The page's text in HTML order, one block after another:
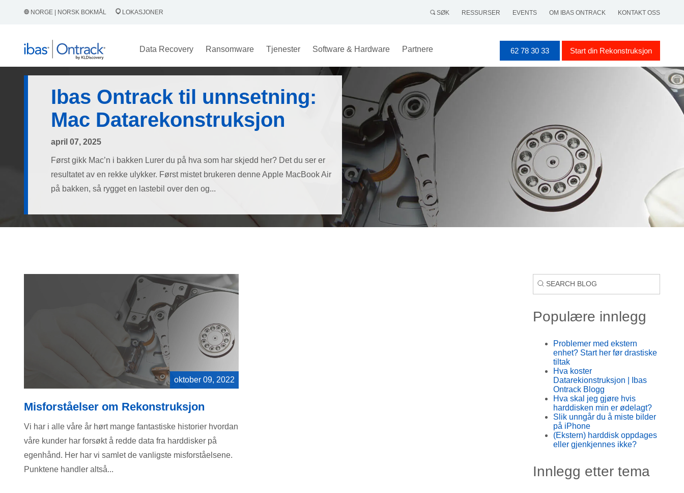
NORGE | NORSK BOKMÅL LOKASJONER SØK RESSURSER EVENTS OM IBAS ONTRACK KONTAKT OSS
Data Recovery Ransomware Tjenester Software & Hardware Partnere 62 78 30 33 Start din Rekonstruksjon
Ibas Ontrack til unnsetning:
Mac Datarekonstruksjon
april 07, 2025
Først gikk Mac’n i bakken Lurer du på hva som har skjedd her? Det du ser er
resultatet av en rekke ulykker. Først mistet brukeren denne Apple MacBook Air
på bakken, så rygget en lastebil over den og...
oktober 09, 2022
Misforståelser om Rekonstruksjon
Vi har i alle våre år hørt mange fantastiske historier hvordan
våre kunder har forsøkt å redde data fra harddisker på
egenhånd. Her har vi samlet de vanligste misforståelsene.
Punktene handler altså...
Populære innlegg
Problemer med ekstern
enhet? Start her før drastiske
tiltak
Hva koster
Datarekionstruksjon | Ibas
Ontrack Blogg
Hva skal jeg gjøre hvis
harddisken min er ødelagt?
Slik unngår du å miste bilder
på iPhone
(Ekstern) harddisk oppdages
eller gjenkjennes ikke?
Innlegg etter tema